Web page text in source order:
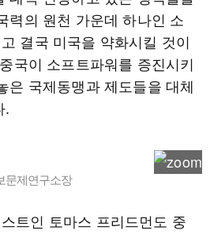
력의 원천 가운데 하나인 소
결국 미국을 약화시킬 것이
국이 소프트파워를 증진시키
은 국제동맹과 제도들을 대체
.
문제연구소장
트인 토마스 프리드먼도 중